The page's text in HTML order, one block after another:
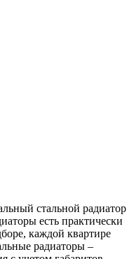
стальной радиатор
есть практически
каждой квартире
радиаторы –